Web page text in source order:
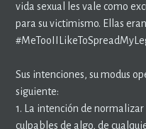
vida sexual les vale como
para su victimismo. Ellas
Sus intenciones, su modus
siguiente:
1. La intención de
culpables de algo, de